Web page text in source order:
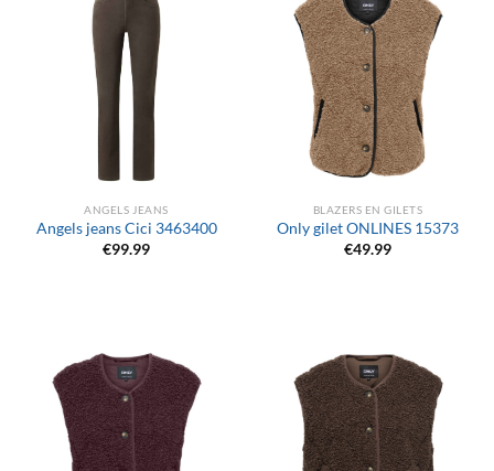
ANGELS JEANS
Angels jeans Cici 3463400
€99.99
BLAZERS EN GILETS
Only gilet ONLINES 15373
€49.99